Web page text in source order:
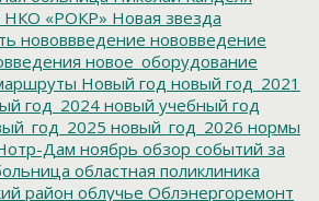
НКО «РОКР» Новая звезда
нововвведение нововведение
новое_оборудование
Новый год новый год_2021
год_2024 новый учебный год
новый_год_2026 нормы
Дам ноябрь обзор событий за
областная поликлиника
район облучье Облэнергоремонт